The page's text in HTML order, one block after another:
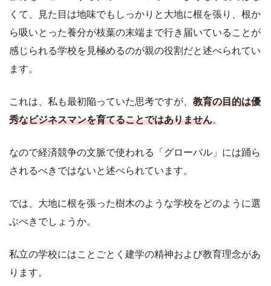
くて、見た目は地味でもしっかりと大地に根を張り、根か
ら吸いとった養分が枝葉の末端まで行き届いていることが
感じられる学校を見極めるのが親の役割だと述べられてい
ます。
これは、私も最初陥っていた思考ですが、 教育の目的は優
秀なビジネスマンを育てることではありません。
なので経済競争の文脈で使われる「グローバル」には踊ら
されるべきではないと述べられています。
では、大地に根を張った樹木のような学校をどのように選
ぶべきでしょうか。
私立の学校にはことごとく建学の精神および教育理念があ
ります。